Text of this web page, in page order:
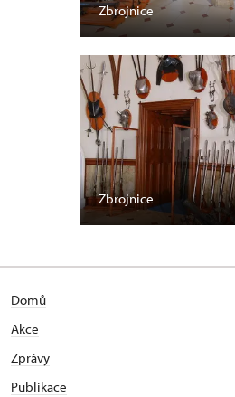
Zbrojnice
Zbrojnice
Domů
Akce
Zprávy
Publikace